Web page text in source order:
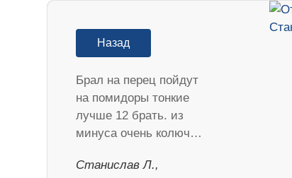
Назад
Брал на перец пойдут
на помидоры тонкие
лучше 12 брать. из
минуса очень колюч…
Станислав Л.,